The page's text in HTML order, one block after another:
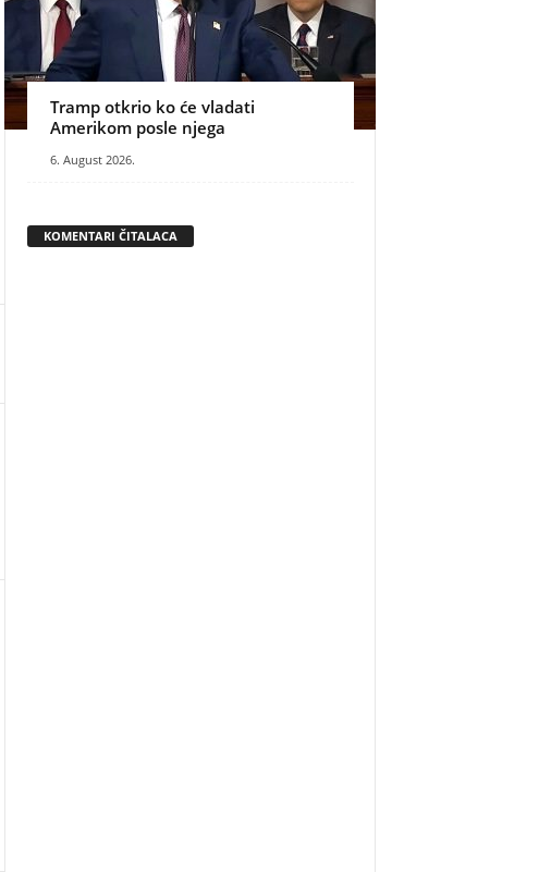
Tramp otkrio ko će vladati
Amerikom posle njega
6. August 2026.
KOMENTARI ČITALACA